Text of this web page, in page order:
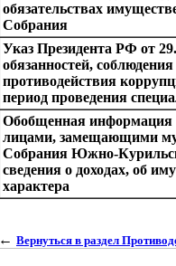
обязательствах
Собрания
Указ Президента РФ от
обязанностей,
противодействия
период проведения
Обобщенная информация
лицами, замещающими
Собрания Южно-
сведения о доходах, об
характера
← Вернуться в раздел